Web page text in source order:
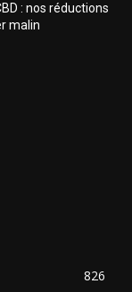
: nos réductions
malin
826